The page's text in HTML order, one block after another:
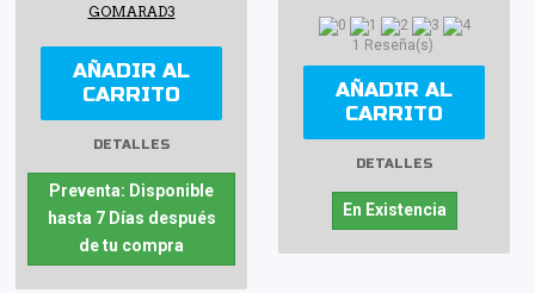
GOMARAD3
AÑADIR AL
CARRITO
DETALLES
Preventa: Disponible
hasta 7 Días después
de tu compra
1 Reseña(s)
AÑADIR AL
CARRITO
DETALLES
En Existencia